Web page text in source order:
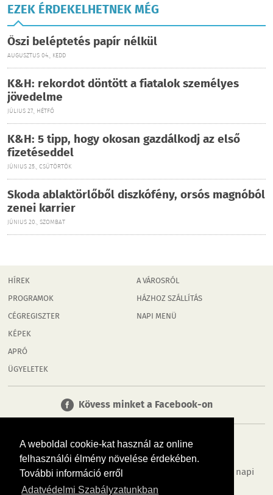
A weboldal cookie-kat használ az online
felhasználói élmény növelése érdekében.
További információ erről
Adatvédelmi Szabályzatunkban
EZEK ÉRDEKELHETNEK MÉG
Őszi beléptetés papír nélkül
AUGUSZTUS 04., KEDD
K&H: rekordot döntött a fiatalok személyes
jövedelme
JÚLIUS 27., HÉTFŐ
K&H: 5 tipp, hogy okosan gazdálkodj az első
fizetéseddel
JÚNIUS 25., CSÜTÖRTÖK
Skoda ablaktörlőből diszkófény, orsós magnóból
zenei karrier
JÚNIUS 20., SZOMBAT
HÍREK
PROGRAMOK
CÉGREGISZTER
KÉPEK
APRÓ
ÜGYELETEK
A VÁROSRÓL
HÁZHOZ SZÁLLÍTÁS
NAPI MENÜ
Kövess minket a Facebook-on
Tudj meg többet városodról! Hírek, programok, képek, napi
menü, cégek…. és minden, ami Rábaköz